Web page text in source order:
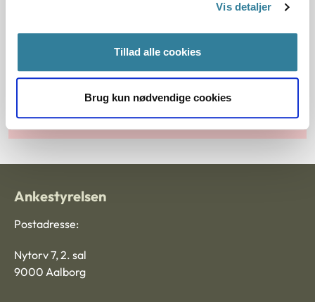
Vis detaljer
Tillad alle cookies
Brug kun nødvendige cookies
Principmeddelelser
Søg efter principmeddelelser
Ankestyrelsen
Postadresse:
Nytorv 7, 2. sal
9000 Aalborg